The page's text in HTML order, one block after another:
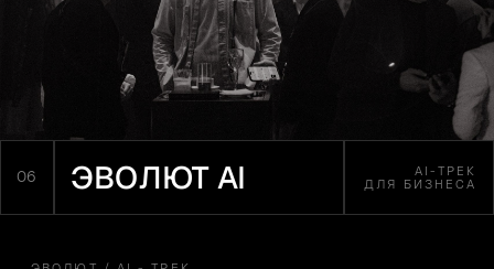
Как появился ЭВОЛЮТ
и как он устроен изнутри
История создания, философия, пять
направлений работы и команда
клуба. Все о том, как устроен
ЭВОЛЮТ — и почему это не клуб
в привычном смысле.